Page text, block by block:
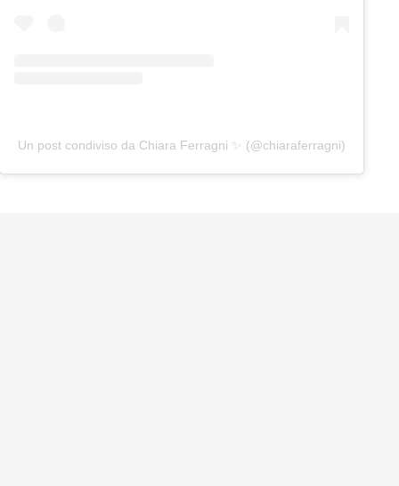
Un post condiviso da Chiara Ferragni ✨ (@chiaraferragni)